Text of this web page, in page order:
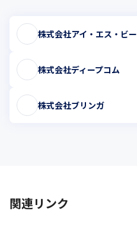
株式会社アイ・エス・ビー
株式会社ディープコム
株式会社ブリンガ
関連リンク